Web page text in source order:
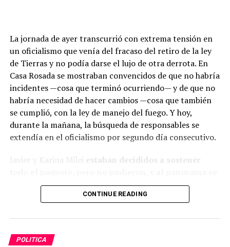
antecedentes criminales”, detallaron los allegados a
Pourraín.
La familia asegura que el futbolista tiene permiso legal
para estar en el país y lanzó un pedido de ayuda por
medios y redes sociales para que se difunda el caso.
ADVERTISEMENT
La jornada de ayer transcurrió con extrema tensión en
un oficialismo que venía del fracaso del retiro de la ley
de Tierras y no podía darse el lujo de otra derrota. En
Casa Rosada se mostraban convencidos de que no habría
incidentes —cosa que terminó ocurriendo— y de que no
habría necesidad de hacer cambios —cosa que también
se cumplió, con la ley de manejo del fuego. Y hoy,
durante la mañana, la búsqueda de responsables se
extendía en el oficialismo por segundo día consecutivo.
Javier y Karina Milei estaban decididos a sostener
sumaron los serios incidentes en la calle.Pero en el
Gobierno apenas hacían un mea culpa por el fracaso
capítulo de Tierras de la llamada “ley de propiedad
privada”.
CONTINUE READING
POLITICA